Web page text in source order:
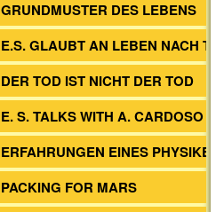
GRUNDMUSTER DES LEBENS
E.S. GLAUBT AN LEBEN NACH
DER TOD IST NICHT DER TOD
E. S. TALKS WITH A. CARDOSO
ERFAHRUNGEN EINES
PACKING FOR MARS